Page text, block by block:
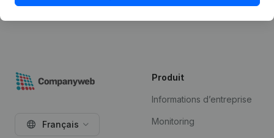
Français
Produit
Informations d’entreprise
Monitoring